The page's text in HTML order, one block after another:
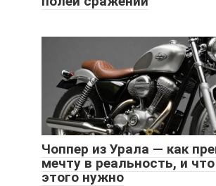
Чоппер из Урала — как
мечту в реальность, и
этого нужно